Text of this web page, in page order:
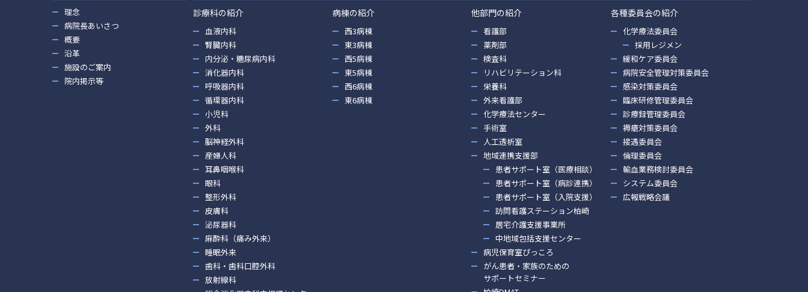
理念
病院長あいさつ
概要
沿革
施設のご案内
院内掲示等
診療科の紹介
血液内科
腎臓内科
内分泌・糖尿病内科
消化器内科
呼吸器内科
循環器内科
小児科
外科
脳神経外科
産婦人科
耳鼻咽喉科
眼科
整形外科
皮膚科
泌尿器科
麻酔科（痛み外来）
睡眠外来
歯科・歯科口腔外科
放射線科
病棟の紹介
西3病棟
東3病棟
西5病棟
東5病棟
西6病棟
東6病棟
他部門の紹介
看護部
薬剤部
検査科
リハビリテーション科
栄養科
外来看護部
化学療法センター
手術室
人工透析室
地域連携支援部
患者サポート室（医療相談）
患者サポート室（病診連携）
患者サポート室（入院支援）
訪問看護ステーション柏崎
居宅介護支援事業所
中地域包括支援センター
病児保育室ぴっころ
がん患者・家族のための
サポートセミナー
各種委員会の紹介
化学療法委員会
採用レジメン
緩和ケア委員会
病院安全管理対策委員会
感染対策委員会
臨床研修管理委員会
診療録管理委員会
褥瘡対策委員会
接遇委員会
倫理委員会
輸血業務検討委員会
システム委員会
広報戦略会議